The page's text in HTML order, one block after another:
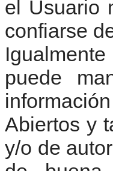
el Usuario
confiarse
puede
Abiertos y
y/o de